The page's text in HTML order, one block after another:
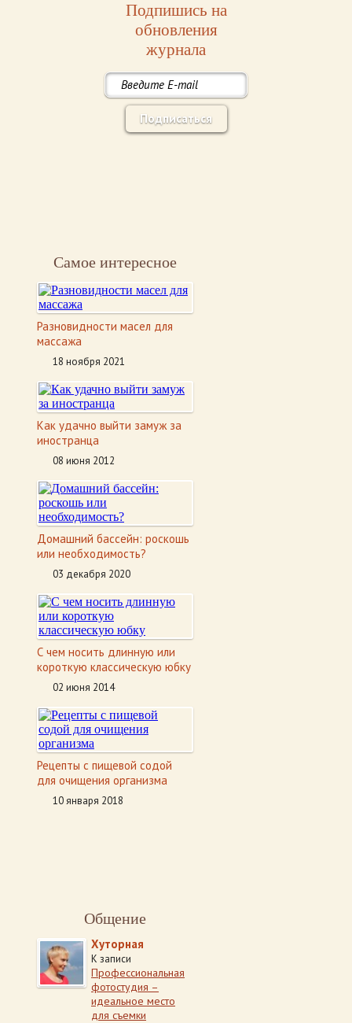
Подпишись на
обновления
журнала
Подписаться
Самое интересное
Разновидности масел для
массажа
18 ноября 2021
Как удачно выйти замуж за
иностранца
08 июня 2012
Домашний бассейн: роскошь
или необходимость?
03 декабря 2020
С чем носить длинную или
короткую классическую юбку
02 июня 2014
Рецепты с пищевой содой
для очищения организма
10 января 2018
Общение
Хуторная
К записи
Профессиональная
фотостудия –
идеальное место
для съемки